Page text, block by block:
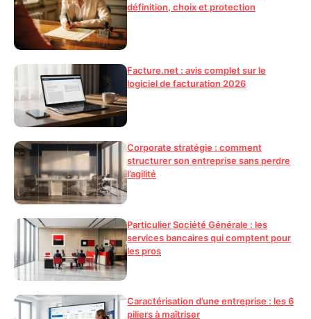
définition, choix et protection
Facture.net : avis complet sur le
logiciel de facturation 2026
Corporate stratégie : comment
structurer son entreprise sans perdre
l’agilité
Particulier Société Générale : les
services bancaires qui comptent pour
les pros
Caractérisation d’une entreprise : les 6
piliers à maîtriser